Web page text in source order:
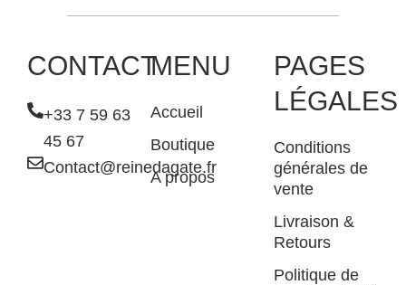
CONTACT
+33 7 59 63
45 67
Contact@reinedagate.fr
MENU
Accueil
Boutique
A propos
PAGES
LÉGALES
Conditions
générales de
vente
Livraison &
Retours
Politique de